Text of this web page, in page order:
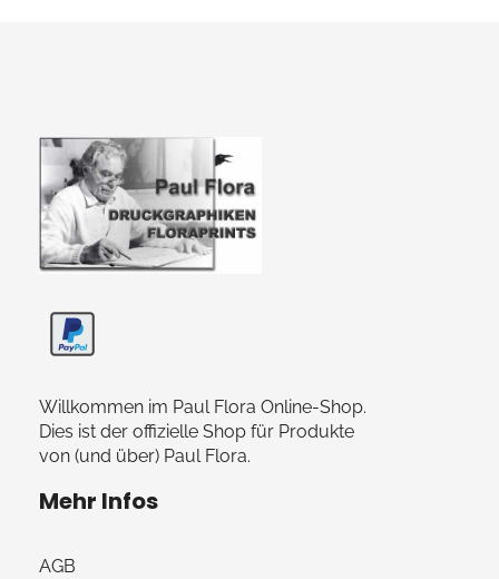
Willkommen im Paul Flora Online-Shop.
Dies ist der offizielle Shop für Produkte
von (und über) Paul Flora.
Mehr Infos
AGB